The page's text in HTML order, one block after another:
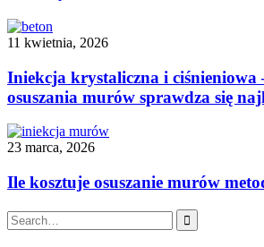
11 kwietnia, 2026
Iniekcja krystaliczna i ciśnieniowa
osuszania murów sprawdza się
23 marca, 2026
Ile kosztuje osuszanie murów
Search
for: